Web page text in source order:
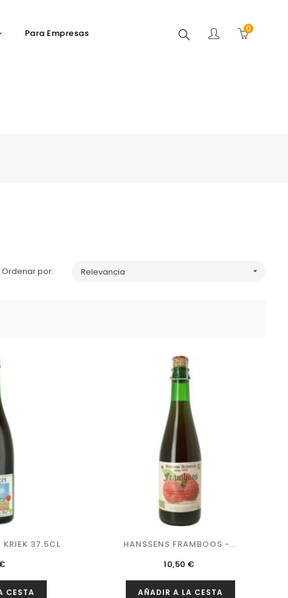
Para Empresas Buscar 0
Ordenar por: Relevancia 
KRIEK 37.5CL
CESTA
HANSSENS FRAMBOOS -...
Precio
10,50 €
AÑADIR A LA CESTA